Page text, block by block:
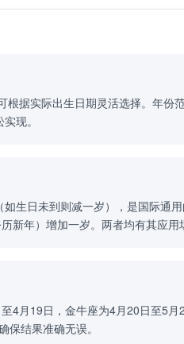
据实际出生日期灵活选择。年份
现。
生日未到则减一岁），是国际通
年）增加一岁。两者均有其应用
4月19日，金牛座为4月20日至5
结果准确无误。